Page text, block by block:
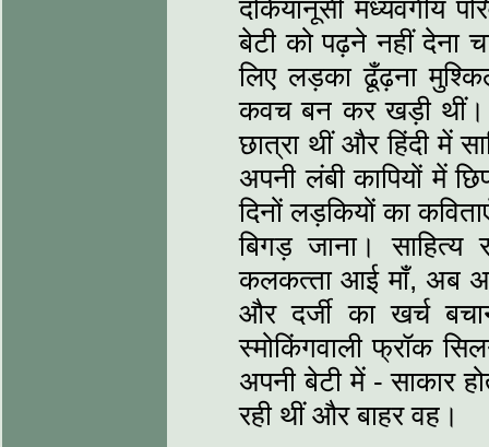
दकियानूसी मध्यवर्गीय
बेटी को पढ़ने नहीं देना
लिए लड़का ढूँढ़ना
कवच बन कर खड़ी थीं।
छात्रा थीं और हिंदी में
अपनी लंबी कापियों में
दिनों लड़कियों का
बिगड़ जाना।
कलकत्‍ता आई माँ, अब
और दर्जी का खर्च
स्‍मोकिंगवाली फ्रॉक
अपनी बेटी में - साकार
रही थीं और बाहर वह।